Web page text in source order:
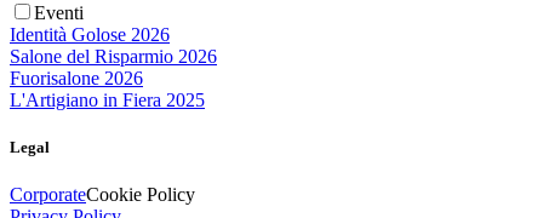
Eventi
Identità Golose 2026
Salone del Risparmio 2026
Fuorisalone 2026
L'Artigiano in Fiera 2025
Legal
CorporateCookie Policy